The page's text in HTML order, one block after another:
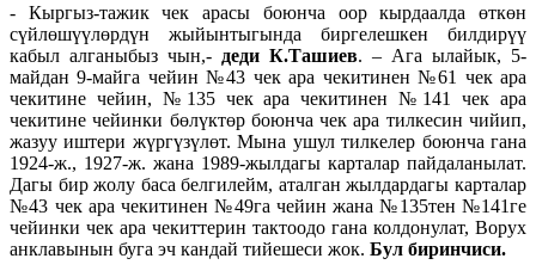
- Кыргыз-тажик чек арасы боюнча оор кырдаалда өткөн
сүйлөшүүлөрдүн жыйынтыгында биргелешкен билдирүү
кабыл алганыбыз чын,- деди К.Ташиев. – Ага ылайык, 5-
майдан 9-майга чейин №43 чек ара чекитинен №61 чек ара
чекитине чейин, №135 чек ара чекитинен №141 чек ара
чекитине чейинки бөлүктөр боюнча чек ара тилкесин чийип,
жазуу иштери жүргүзүлөт. Мына ушул тилкелер боюнча гана
1924-ж., 1927-ж. жана 1989-жылдагы карталар пайдаланылат.
Дагы бир жолу баса белгилейм, аталган жылдардагы карталар
№43 чек ара чекитинен №49га чейин жана №135тен №141ге
чейинки чек ара чекиттерин тактоодо гана колдонулат, Ворух
анклавынын буга эч кандай тийешеси жок. Бул биринчиси.